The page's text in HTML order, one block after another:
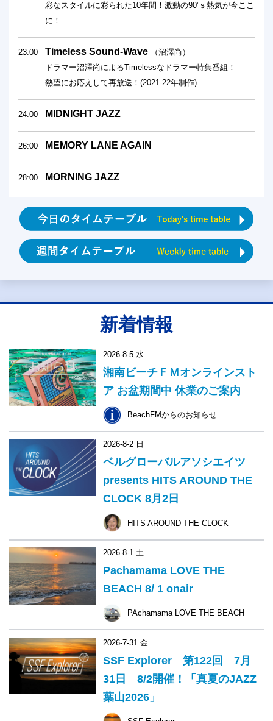
彩なスタイルに彩られた10年間！激動の90’ｓ熱気が今ここ
に！
23:00 Timeless Sound-Wave
（沼澤尚）
ドラマー沼澤尚によるTimelessなドラマー特集番組！
熱望にお応えして再放送！(2021-22年制作)
24:00 MIDNIGHT JAZZ
26:00 MEMORY LANE AGAIN
28:00 MORNING JAZZ
新着情報
2026-8-5 水
湘南ビーチＦＭオンラインスト
ア お盆期間中 休業のご案内
BeachFMからのお知らせ
2026-8-2 日
ベルグローバルアソシエイツ
presents HITS AROUND THE
CLOCK 8月2日
HITS AROUND THE CLOCK
2026-8-1 土
Pachamama LOVE THE
BEACH 8/ 1 onair
PAchamama LOVE THE BEACH
2026-7-31 金
SSF Explorer 第122回 7月
31日 8/2開催！「真夏のJAZZ
葉山2026」